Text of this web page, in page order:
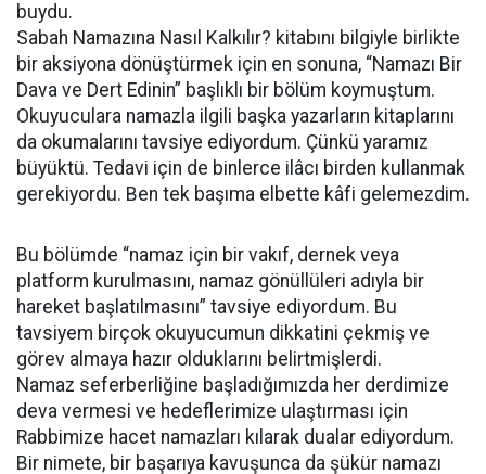
buydu.
Sabah Namazına Nasıl Kalkılır? kitabını bilgiyle birlikte
bir aksiyona dönüştürmek için en sonuna, “Namazı Bir
Dava ve Dert Edinin” başlıklı bir bölüm koymuştum.
Okuyuculara namazla ilgili başka yazarların kitaplarını
da okumalarını tavsiye ediyordum. Çünkü yaramız
büyüktü. Tedavi için de binlerce ilâcı birden kullanmak
gerekiyordu. Ben tek başıma elbette kâfi gelemezdim.
Bu bölümde “namaz için bir vakıf, dernek veya
platform kurulmasını, namaz gönüllüleri adıyla bir
hareket başlatılmasını” tavsiye ediyordum. Bu
tavsiyem birçok okuyucumun dikkatini çekmiş ve
görev almaya hazır olduklarını belirtmişlerdi.
Namaz seferberliğine başladığımızda her derdimize
deva vermesi ve hedeflerimize ulaştırması için
Rabbimize hacet namazları kılarak dualar ediyordum.
Bir nimete, bir başarıya kavuşunca da şükür namazı